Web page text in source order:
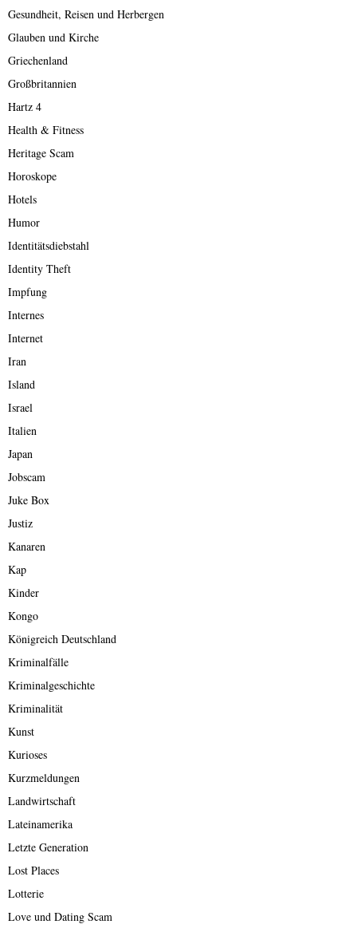
Gesundheit, Reisen und Herbergen
Glauben und Kirche
Griechenland
Großbritannien
Hartz 4
Health & Fitness
Heritage Scam
Horoskope
Hotels
Humor
Identitätsdiebstahl
Identity Theft
Impfung
Internes
Internet
Iran
Island
Israel
Italien
Japan
Jobscam
Juke Box
Justiz
Kanaren
Kap
Kinder
Kongo
Königreich Deutschland
Kriminalfälle
Kriminalgeschichte
Kriminalität
Kunst
Kurioses
Kurzmeldungen
Landwirtschaft
Lateinamerika
Letzte Generation
Lost Places
Lotterie
Love und Dating Scam